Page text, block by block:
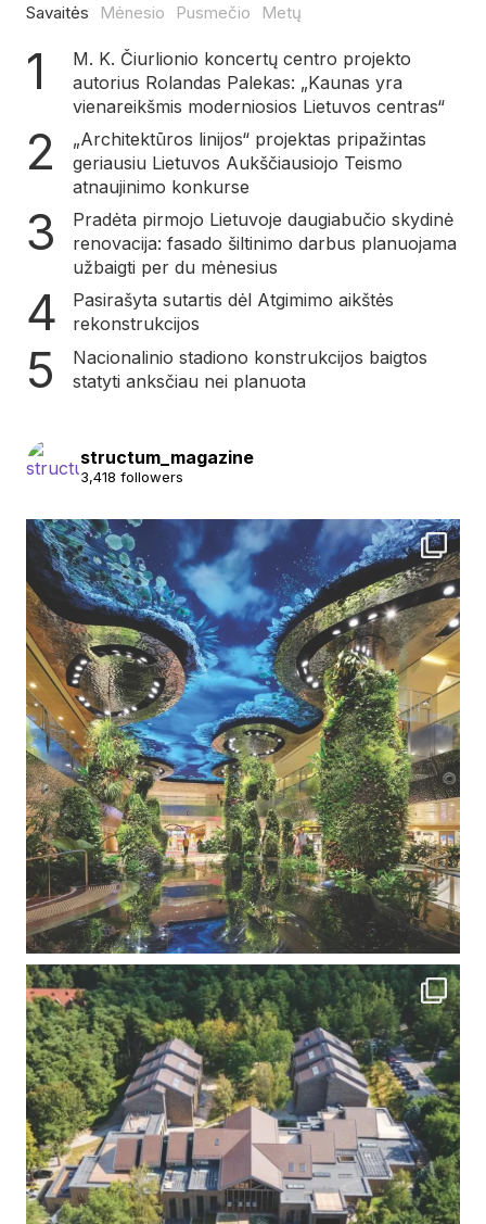
Savaitės Mėnesio Pusmečio Metų
M. K. Čiurlionio koncertų centro projekto
autorius Rolandas Palekas: „Kaunas yra
vienareikšmis moderniosios Lietuvos centras“
„Architektūros linijos“ projektas pripažintas
geriausiu Lietuvos Aukščiausiojo Teismo
atnaujinimo konkurse
Pradėta pirmojo Lietuvoje daugiabučio skydinė
renovacija: fasado šiltinimo darbus planuojama
užbaigti per du mėnesius
Pasirašyta sutartis dėl Atgimimo aikštės
rekonstrukcijos
Nacionalinio stadiono konstrukcijos baigtos
statyti anksčiau nei planuota
structum_magazine
3,418 followers